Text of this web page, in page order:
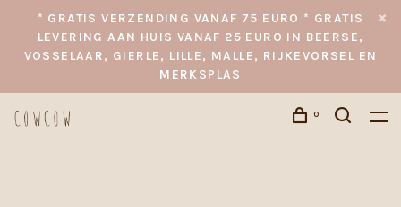
* GRATIS VERZENDING VANAF 75 EURO * GRATIS
LEVERING AAN HUIS VANAF 25 EURO IN BEERSE,
VOSSELAAR, GIERLE, LILLE, MALLE, RIJKEVORSEL EN
MERKSPLAS
0